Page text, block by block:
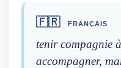
🇫🇷 FRANÇAIS
tenir compagnie
accompagner,